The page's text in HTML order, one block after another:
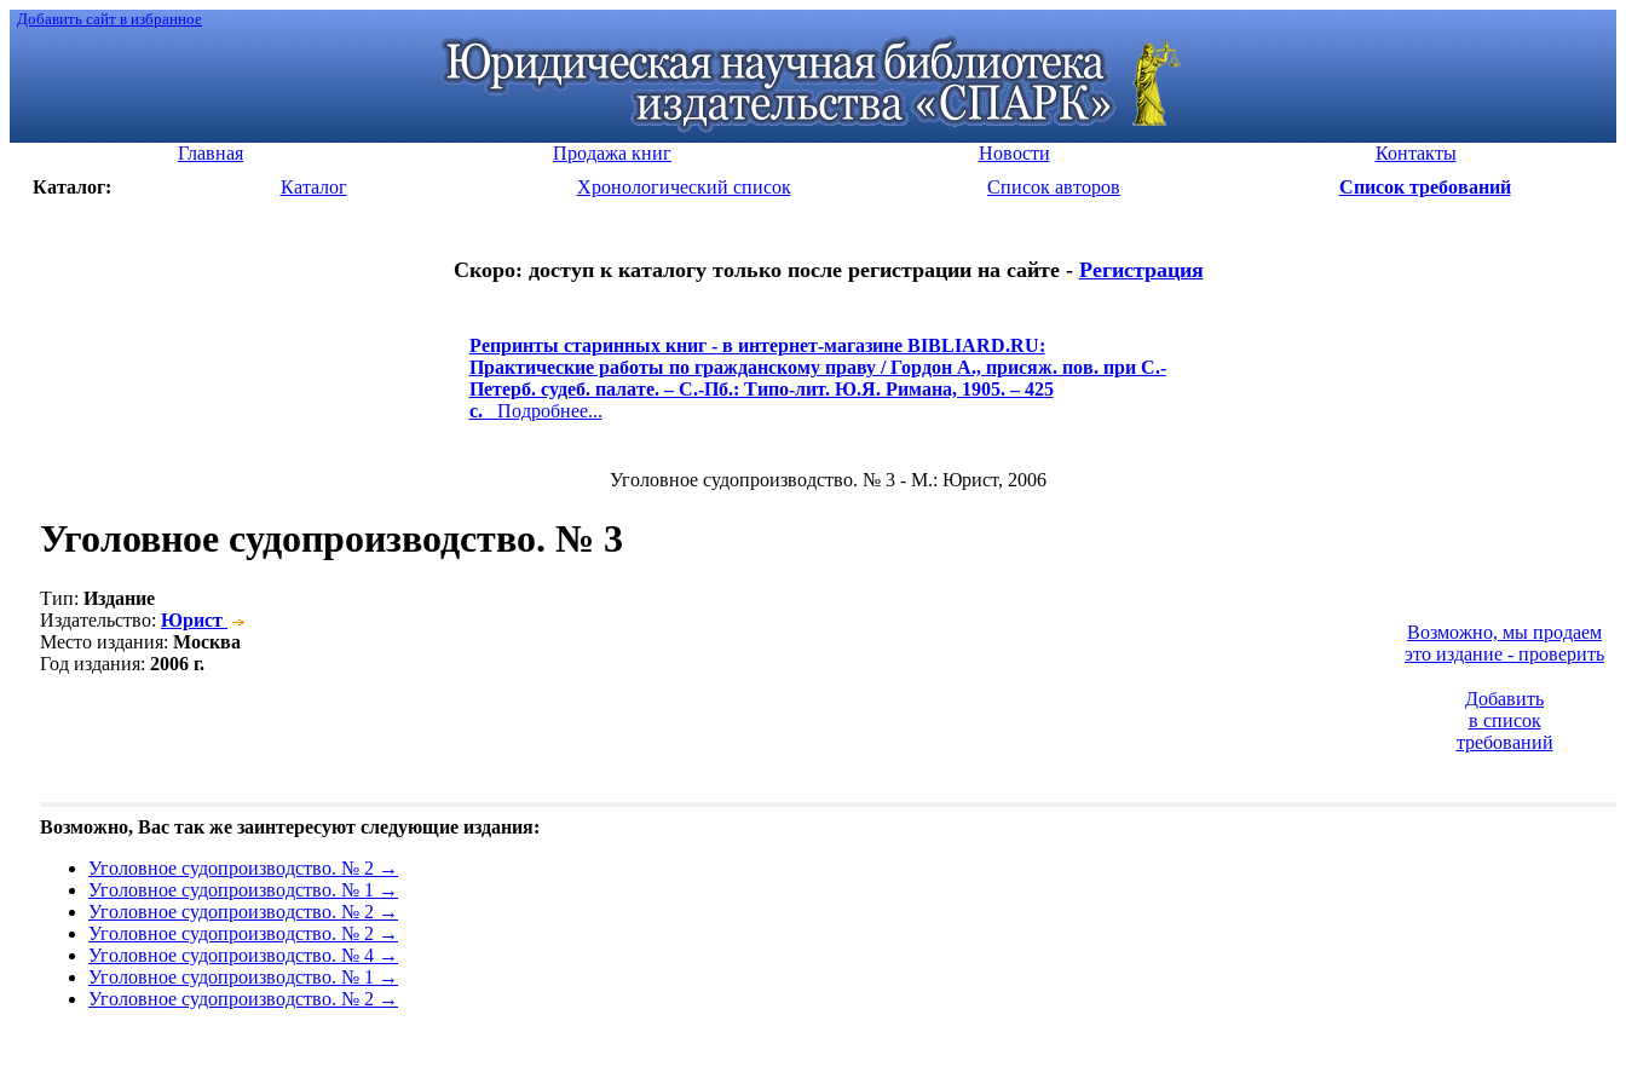
Добавить сайт в избранное
Главная Продажа книг Новости
Контакты
Каталог:
Каталог Хронологический список Список авторов Список требований
Скоро: доступ к каталогу только после регистрации на сайте - Регистрация
Репринты старинных книг - в интернет-магазине BIBLIARD.RU:
Практические работы по гражданскому праву / Гордон А., присяж. пов. при С.-
Петерб. судеб. палате. – С.-Пб.: Типо-лит. Ю.Я. Римана, 1905. – 425
с.Подробнее...
Уголовное судопроизводство. № 3 - М.: Юрист, 2006
Уголовное судопроизводство. № 3
Тип: Издание
Издательство: Юрист
Место издания: Москва
Год издания: 2006 г.
Возможно, мы продаем
это издание - проверить
Добавить
в список
требований
Возможно, Вас так же заинтересуют следующие издания:
Уголовное судопроизводство. № 2 →
Уголовное судопроизводство. № 1 →
Уголовное судопроизводство. № 2 →
Уголовное судопроизводство. № 2 →
Уголовное судопроизводство. № 4 →
Уголовное судопроизводство. № 1 →
Уголовное судопроизводство. № 2 →